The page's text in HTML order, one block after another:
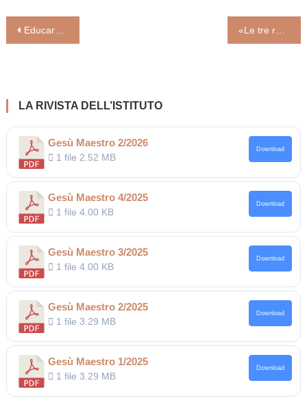
Navigazione
Educare è un menù con 5 sapori. Ecco quali sono «Le tre radici del disinteresse verso il cristianesimo» (Luigino Bruni)
LA RIVISTA DELL’ISTITUTO
Gesù Maestro 2/2026
1 file 2.52 MB
Download
Gesù Maestro 4/2025
1 file4.00 KB
Download
Gesù Maestro 3/2025
1 file4.00 KB
Download
Gesù Maestro 2/2025
1 file3.29 MB
Download
Gesù Maestro 1/2025
1 file3.29 MB
Download